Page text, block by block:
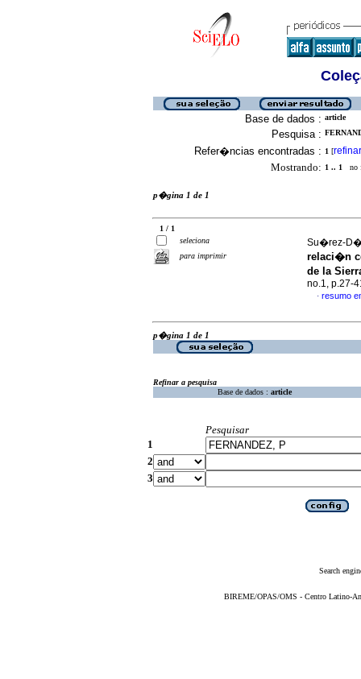
Base de dados : article
Pesquisa :
Refer�ncias encontradas : 1 [refinar
Mostrando: 1 .. 1 no
p�gina 1 de 1
1 / 1
seleciona
para imprimir
Su�rez-
relaci�n
de la
no.1, p.27-
· resumo
p�gina 1 de 1
Refinar a pesquisa
Base de dados : article
Pesquisar
1
2
3
Search
BIREME/OPAS/OMS - Centro Latino-